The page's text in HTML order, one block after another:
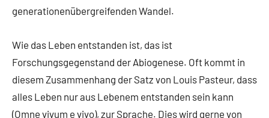
generationenübergreifenden Wandel.
Wie das Leben entstanden ist, das ist
Forschungsgegenstand der Abiogenese. Oft kommt in
diesem Zusammenhang der Satz von Louis Pasteur, dass
alles Leben nur aus Lebenem entstanden sein kann
(Omne vivum e vivo), zur Sprache. Dies wird gerne von